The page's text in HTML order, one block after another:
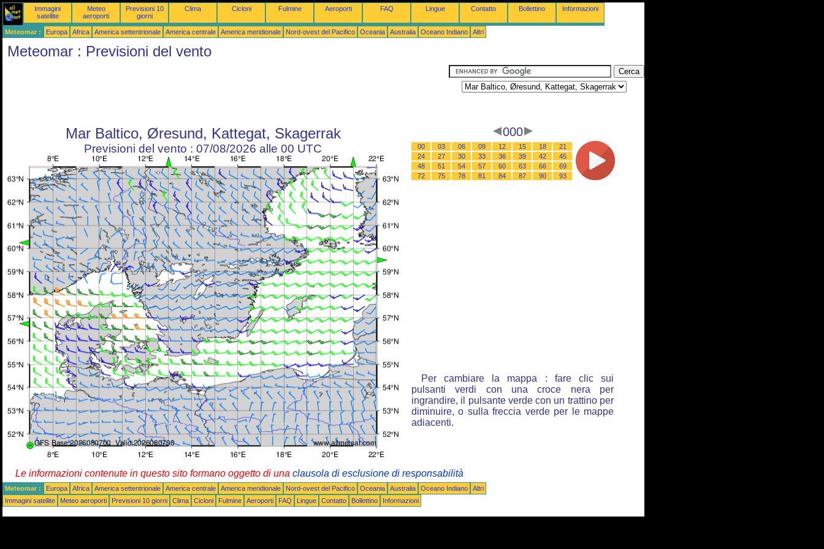
Immagini
satellite
Meteo
aeroporti
Previsioni 10
giorni
Clima Cicloni Fulmine Aeroporti FAQ Lingue Contatto Bollettino Informazioni
Meteomar : Europa Africa America settentrionale America centrale America meridionale Nord-ovest del Pacifico Oceania Australia Oceano Indiano Altri
Meteomar : Previsioni del vento
Mar Baltico, Øresund, Kattegat, Skagerrak
Previsioni del vento : 07/08/2026 alle 00 UTC
000
00 03 06 09 12 15 18
21
24
27 30 33 36 39 42
45
48
51 54 57 60 63 66
69
72
75 78 81 84 87 90 93
Per cambiare la mappa : fare clic sui
pulsanti verdi con una croce nera per
ingrandire, il pulsante verde con un trattino per
diminuire, o sulla freccia verde per le mappe
adiacenti.
Le informazioni contenute in questo sito formano oggetto di una clausola di esclusione di responsabilità
Meteomar : Europa Africa America settentrionale America centrale America meridionale Nord-ovest del Pacifico Oceania Australia Oceano Indiano
Altri
Immagini satellite
Meteo aeroporti Previsioni 10 giorni Clima Cicloni Fulmine Aeroporti FAQ Lingue Contatto Bollettino Informazioni